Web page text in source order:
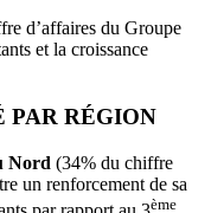
d’affaires du Groupe
et la croissance
PAR RÉGION
Nord (34% du chiffre
un renforcement de sa
ème